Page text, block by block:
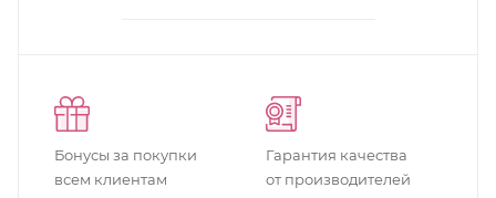
Бонусы за покупки
всем клиентам
Гарантия качества
от производителей